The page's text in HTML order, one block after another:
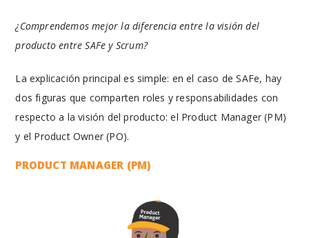
¿Comprendemos mejor la diferencia entre la visión del
producto entre SAFe y Scrum?
La explicación principal es simple: en el caso de SAFe, hay
dos figuras que comparten roles y responsabilidades con
respecto a la visión del producto: el Product Manager (PM)
y el Product Owner (PO).
PRODUCT MANAGER (PM)